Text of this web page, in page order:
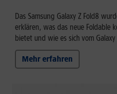
Das Samsung Galaxy Z Fold8
erklären, was das neue Foldable
bietet und wie es sich vom
Mehr erfahren